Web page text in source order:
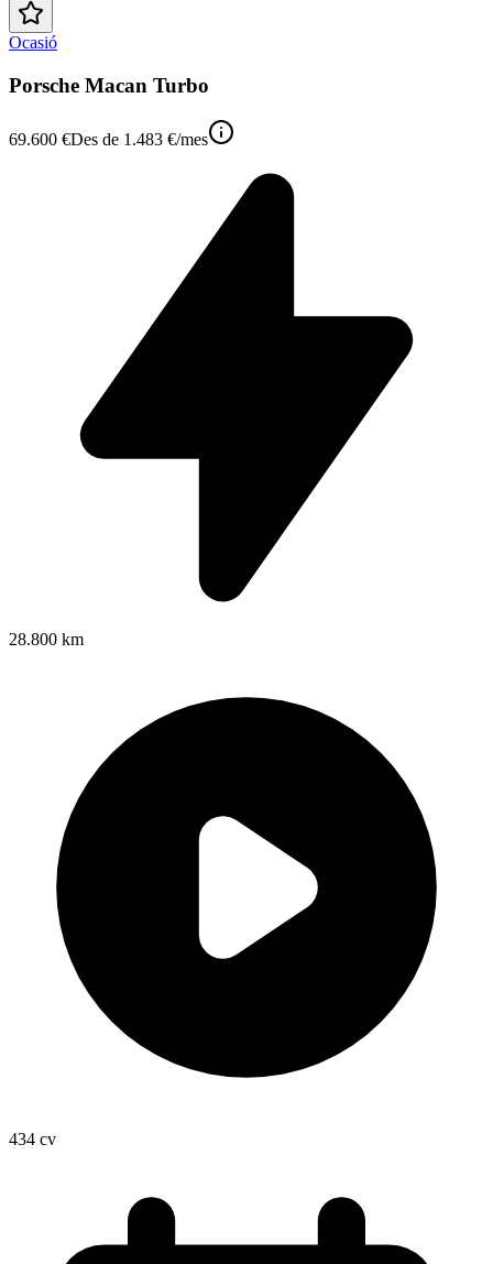
Ocasió
Porsche Macan Turbo
69.600 €Des de 1.483 €/mes
28.800 km
434 cv